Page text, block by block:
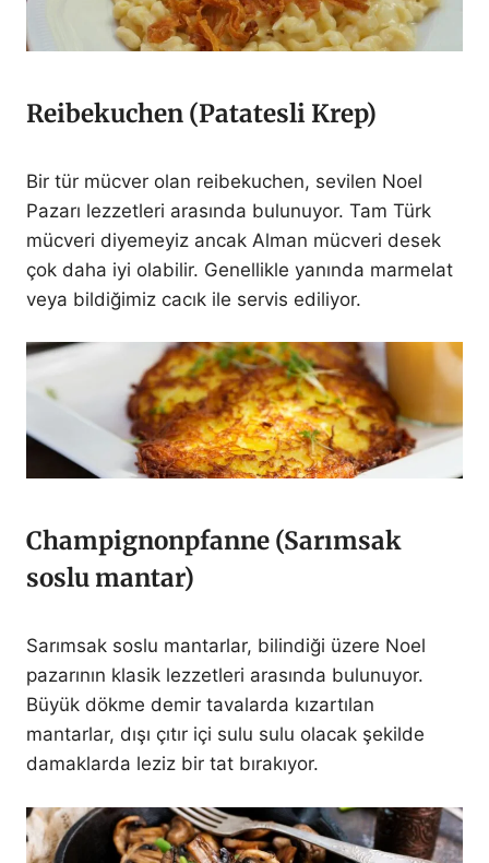
Reibekuchen (Patatesli Krep)
Bir tür mücver olan reibekuchen, sevilen Noel
Pazarı lezzetleri arasında bulunuyor. Tam Türk
mücveri diyemeyiz ancak Alman mücveri desek
çok daha iyi olabilir. Genellikle yanında marmelat
veya bildiğimiz cacık ile servis ediliyor.
Champignonpfanne (Sarımsak
soslu mantar)
Sarımsak soslu mantarlar, bilindiği üzere Noel
pazarının klasik lezzetleri arasında bulunuyor.
Büyük dökme demir tavalarda kızartılan
mantarlar, dışı çıtır içi sulu sulu olacak şekilde
damaklarda leziz bir tat bırakıyor.